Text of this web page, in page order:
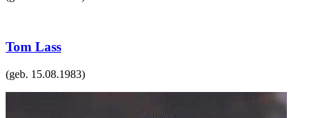
Tom Lass
(geb. 15.08.1983)